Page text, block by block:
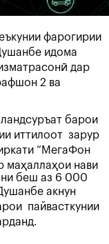
фарогирии
идома
дар
2 ва
барои
иттилоот зарур
“МегаФон
маҳаллаҳои нави
беш аз 6 000
акнун
пайвасткунии